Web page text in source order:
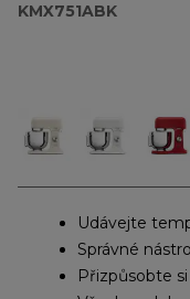
KMX751ABK
Udávejte
Správné
Přizpůsobte